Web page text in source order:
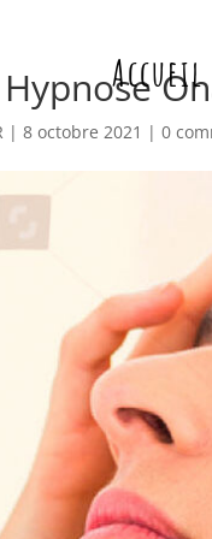
Accueil
Hypnose
|8 octobre 2021 |0